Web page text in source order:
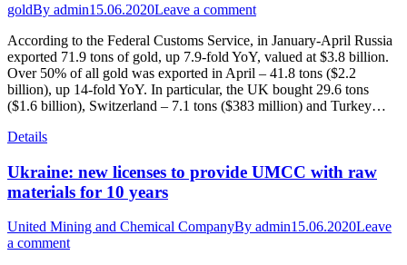
goldBy admin15.06.2020Leave a comment
According to the Federal Customs Service, in January-April Russia
exported 71.9 tons of gold, up 7.9-fold YoY, valued at $3.8 billion.
Over 50% of all gold was exported in April – 41.8 tons ($2.2
billion), up 14-fold YoY. In particular, the UK bought 29.6 tons
($1.6 billion), Switzerland – 7.1 tons ($383 million) and Turkey…
Details
Ukraine: new licenses to provide UMCC with raw
materials for 10 years
United Mining and Chemical CompanyBy admin15.06.2020Leave
a comment